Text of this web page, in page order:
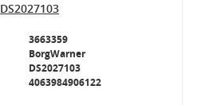
DS2027103
3663359
BorgWarner
DS2027103
4063984906122